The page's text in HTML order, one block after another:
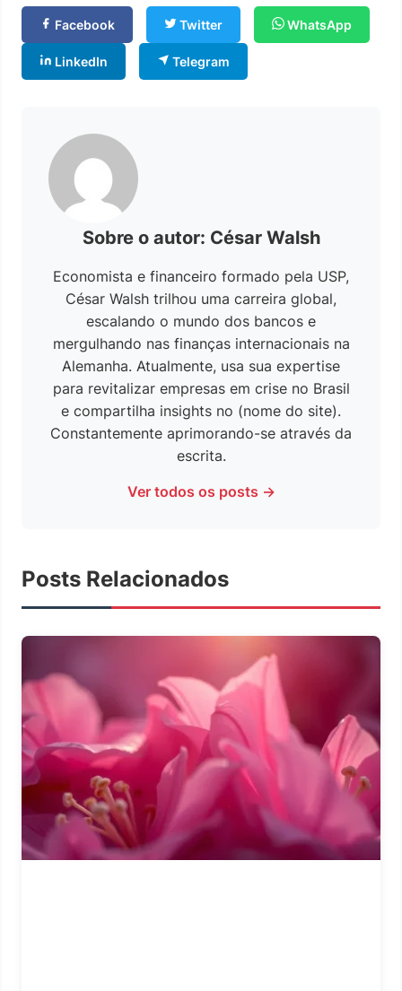
Facebook Twitter WhatsApp
LinkedIn Telegram
Sobre o autor: César Walsh
Economista e financeiro formado pela USP,
César Walsh trilhou uma carreira global,
escalando o mundo dos bancos e
mergulhando nas finanças internacionais na
Alemanha. Atualmente, usa sua expertise
para revitalizar empresas em crise no Brasil
e compartilha insights no (nome do site).
Constantemente aprimorando-se através da
escrita.
Ver todos os posts →
Posts Relacionados